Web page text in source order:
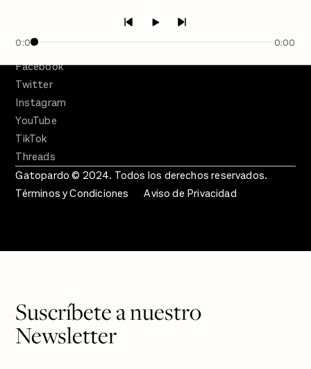
0:00 0:00
Facebook
Twitter
Instagram
YouTube
TikTok
Threads
Gatopardo © 2024. Todos los derechos reservados.
Términos y Condiciones
Aviso de Privacidad
Suscríbete a nuestro
Newsletter